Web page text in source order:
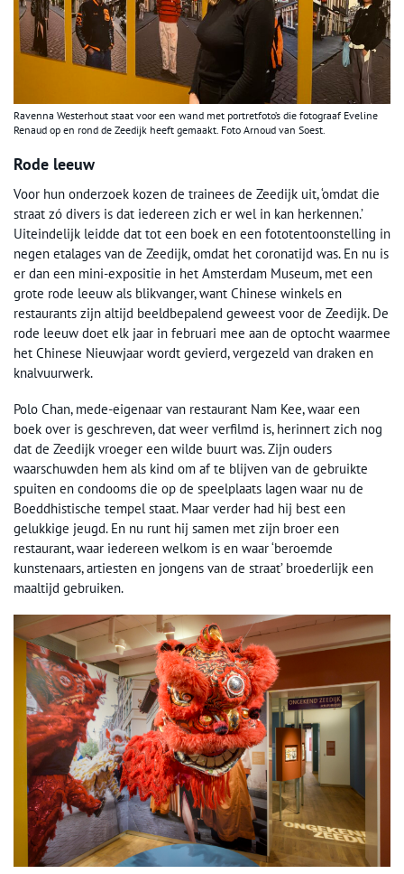
Ravenna Westerhout staat voor een wand met portretfoto’s die fotograaf Eveline
Renaud op en rond de Zeedijk heeft gemaakt. Foto Arnoud van Soest.
Rode leeuw
Voor hun onderzoek kozen de trainees de Zeedijk uit, ‘omdat die
straat zó divers is dat iedereen zich er wel in kan herkennen.’
Uiteindelijk leidde dat tot een boek en een fototentoonstelling in
negen etalages van de Zeedijk, omdat het coronatijd was. En nu is
er dan een mini-expositie in het Amsterdam Museum, met een
grote rode leeuw als blikvanger, want Chinese winkels en
restaurants zijn altijd beeldbepalend geweest voor de Zeedijk. De
rode leeuw doet elk jaar in februari mee aan de optocht waarmee
het Chinese Nieuwjaar wordt gevierd, vergezeld van draken en
knalvuurwerk.
Polo Chan, mede-eigenaar van restaurant Nam Kee, waar een
boek over is geschreven, dat weer verfilmd is, herinnert zich nog
dat de Zeedijk vroeger een wilde buurt was. Zijn ouders
waarschuwden hem als kind om af te blijven van de gebruikte
spuiten en condooms die op de speelplaats lagen waar nu de
Boeddhistische tempel staat. Maar verder had hij best een
gelukkige jeugd. En nu runt hij samen met zijn broer een
restaurant, waar iedereen welkom is en waar ‘beroemde
kunstenaars, artiesten en jongens van de straat’ broederlijk een
maaltijd gebruiken.